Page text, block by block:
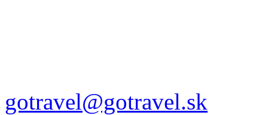
gotravel@gotravel.sk